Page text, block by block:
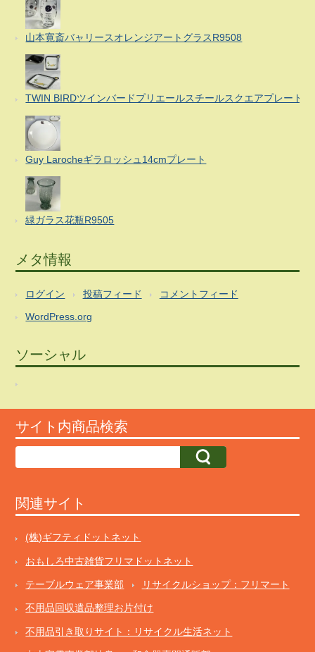
山本寛斎バャリースオレンジアートグラスR9508
TWIN BIRDツインバードプリエールスチールスクエアプレート
Guy Larocheギラロッシュ14cmプレート
緑ガラス花瓶R9505
メタ情報
ログイン 投稿フィード コメントフィード
WordPress.org
ソーシャル
サイト内商品検索
関連サイト
(株)ギフティドットネット
おもしろ中古雑貨フリマドットネット
テーブルウェア事業部 リサイクルショップ：フリマート
不用品回収遺品整理お片付け
不用品引き取りサイト：リサイクル生活ネット